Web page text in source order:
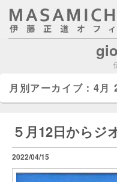
月別アーカイブ： 4月
５月12日からジ
2022/04/15